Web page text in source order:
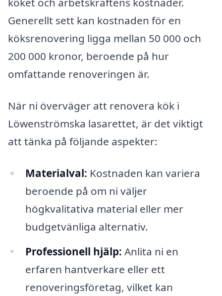
Generellt sett kan kostnaden för en
köksrenovering ligga mellan 50 000 och
200 000 kronor, beroende på hur
omfattande renoveringen är.
När ni överväger att renovera kök i
Löwenströmska lasarettet, är det viktigt
att tänka på följande aspekter:
Materialval: Kostnaden kan variera
beroende på om ni väljer
högkvalitativa material eller mer
budgetvänliga alternativ.
Professionell hjälp: Anlita ni en
erfaren hantverkare eller ett
renoveringsföretag, vilket kan